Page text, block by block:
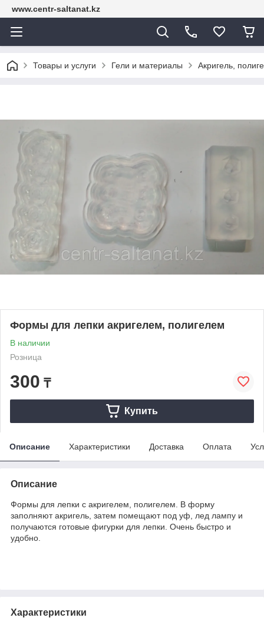
www.centr-saltanat.kz
Товары и услуги Гели и материалы Акригель,
Формы для лепки акригелем, полигелем
В наличии
Розница
300 ₸
Купить
Описание Характеристики Доставка Оплата
Описание
Формы для лепки с акригелем, полигелем. В форму
заполняют акригель, затем помещают под уф, лед лампу и
получаются готовые фигурки для лепки. Очень быстро и
удобно.
Характеристики